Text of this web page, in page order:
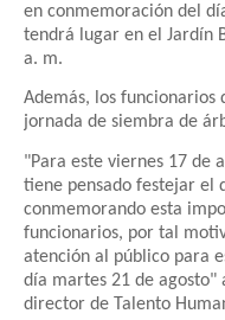
en conmemoración del
tendrá lugar en el Jardín
a. m.
Además, los funcionarios
jornada de siembra de
"Para este viernes 17 de
tiene pensado festejar el
conmemorando esta
funcionarios, por tal
atención al público para
día martes 21 de agosto"
director de Talento